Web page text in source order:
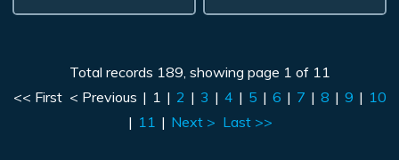
Total records 189, showing page 1 of 11
<< First < Previous | 1 | 2 | 3 | 4 | 5 | 6 | 7 | 8 | 9 | 10
| 11 | Next > Last >>